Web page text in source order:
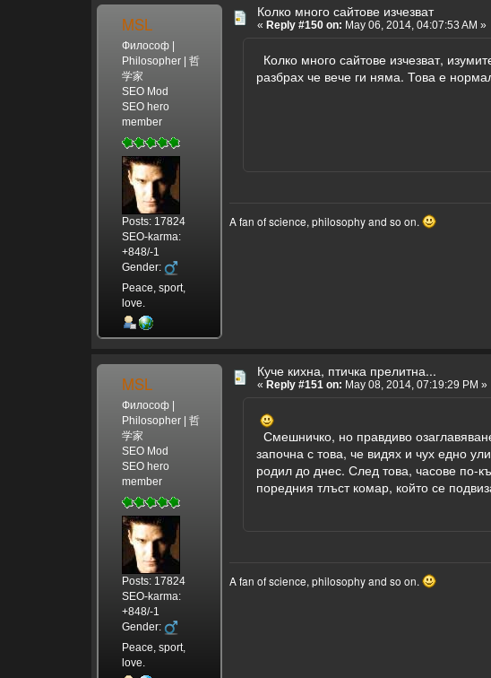
MSL
Философ |
Philosopher | 哲
学家
SEO Mod
SEO hero
member
Posts: 17824
SEO-karma:
+848/-1
Gender:
Peace, sport,
love.
Колко много сайтове изчезват
« Reply #150 on: May 06, 2014, 04:07:53 AM »
Колко много сайтове изчезват,
разбрах че вече ги няма. Това е
A fan of science, philosophy and so on.
MSL
Философ |
Philosopher | 哲
学家
SEO Mod
SEO hero
member
Posts: 17824
SEO-karma:
+848/-1
Gender:
Peace, sport,
love.
Куче кихна, птичка прелитна...
« Reply #151 on: May 08, 2014, 07:19:29 PM »
Смешничко, но правдиво
започна с това, че видях и чух едно
родил до днес. След това, часове по-
поредния тлъст комар, който се
A fan of science, philosophy and so on.